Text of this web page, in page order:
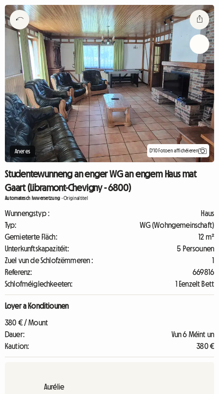
Aneres D'10 Fotoen affichéieren
Studentewunneng an enger WG an engem Haus mat
Gaart (Libramont-Chevigny - 6800)
Automatesch Iwwersetzung -Originaltitel
Wunnengstyp :
Haus
Typ:
WG (Wohngemeinschaft)
Gemieterte Fläch:
12 m²
Unterkunftskapazitéit:
5 Persounen
Zuel vun de Schlofzëmmeren :
1
Referenz:
669816
Schlofméiglechkeeten:
1 Eenzelt Bett
Loyer a Konditiounen
380 € / Mount
Dauer:
Vun 6 Méint un
Kaution:
380 €
Aurélie